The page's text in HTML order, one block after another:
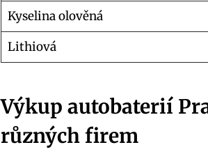
Kyselina ​olověná
Lithiová
Výkup autobaterií
různých firem